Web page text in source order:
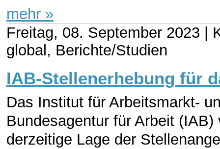
mehr »
Freitag, 08. September 2023 |
global, Berichte/Studien
IAB-Stellenerhebung für
Das Institut für Arbeitsmarkt-
Bundesagentur für Arbeit
derzeitige Lage der